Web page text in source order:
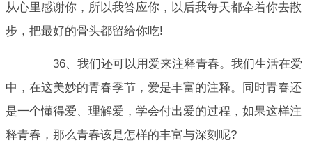
从心里感谢你，所以我答应你，以后我每天都牵着你去散
步，把最好的骨头都留给你吃!
36、我们还可以用爱来注释青春。我们生活在爱
中，在这美妙的青春季节，爱是丰富的注释。同时青春还
是一个懂得爱、理解爱，学会付出爱的过程，如果这样注
释青春，那么青春该是怎样的丰富与深刻呢?